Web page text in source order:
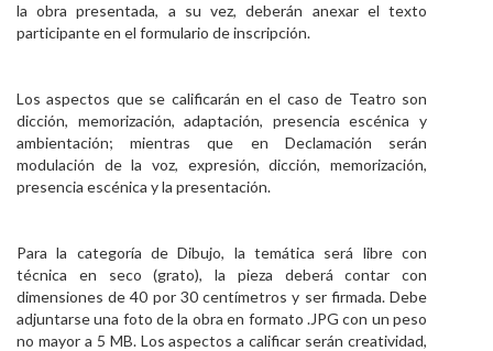
la obra presentada, a su vez, deberán anexar el texto
participante en el formulario de inscripción.
Los aspectos que se cali­ficarán en el caso de Teatro son
dicción, memorización, adaptación, presencia escénica y
ambientación; mientras que en Declamación serán
modulación de la voz, expresión, dicción, memorización,
presencia escénica y la presentación.
Para la categoría de Dibujo, la temática será libre con
técnica en seco (gra­to), la pieza deberá contar con
dimensiones de 40 por 30 centímetros y ser ­firmada. Debe
adjuntarse una foto de la obra en formato .JPG con un peso
no mayor a 5 MB. Los aspectos a cali­ficar serán creatividad,